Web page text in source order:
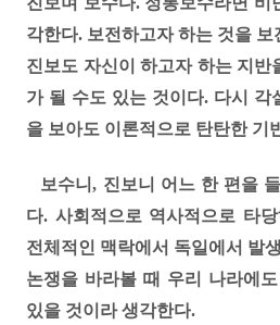
각한다. 보전하고자 하는 것을
진보도 자신이 하고자 하는 지반
가 될 수도 있는 것이다. 다시 각
을 보아도 이론적으로 탄탄한 기
보수니, 진보니 어느 한 편을
다. 사회적으로 역사적으로 타
전체적인 맥락에서 독일에서 발
논쟁을 바라볼 때 우리 나라에
있을 것이라 생각한다.